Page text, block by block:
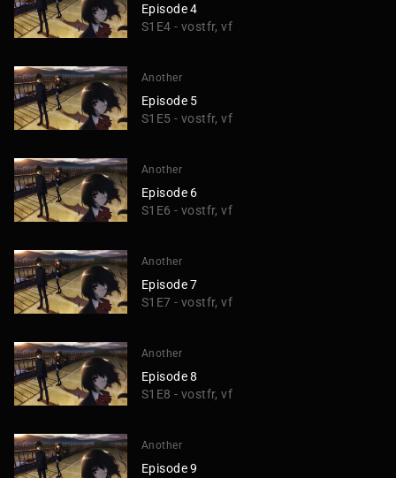
Episode 4
S1E4 - vostfr, vf
Another
Episode 5
S1E5 - vostfr, vf
Another
Episode 6
S1E6 - vostfr, vf
Another
Episode 7
S1E7 - vostfr, vf
Another
Episode 8
S1E8 - vostfr, vf
Another
Episode 9